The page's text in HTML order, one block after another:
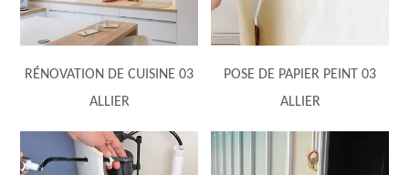
RÉNOVATION DE CUISINE 03
ALLIER
POSE DE PAPIER PEINT 03
ALLIER